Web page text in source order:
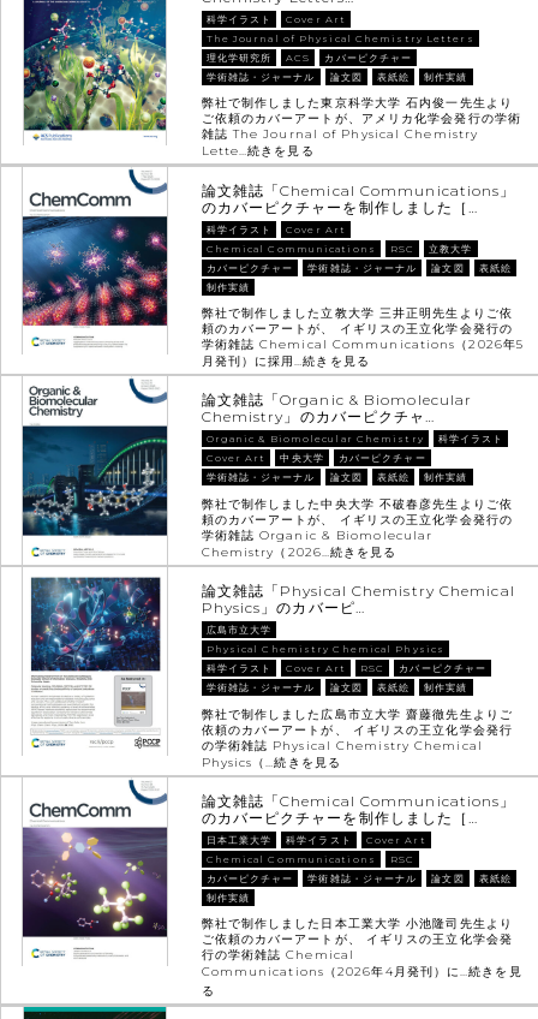
科学イラスト
Cover Art
The Journal of Physical Chemistry Letters
理化学研究所
ACS
カバーピクチャー
学術雑誌・ジャーナル
論文図 表紙絵 制作実績
弊社で制作しました東京科学大学 石内俊一先生より
ご依頼のカバーアートが、アメリカ化学会発行の学術
雑誌 The Journal of Physical Chemistry
Lette…続きを見る
論文雑誌「Chemical Communications」
のカバーピクチャーを制作しました［…
科学イラスト
Cover Art
Chemical Communications
RSC
立教大学
カバーピクチャー
学術雑誌・ジャーナル 論文図
表紙絵
制作実績
弊社で制作しました立教大学 三井正明先生よりご依
頼のカバーアートが、 イギリスの王立化学会発行の
学術雑誌 Chemical Communications（2026年5
月発刊）に採用…続きを見る
論文雑誌「Organic & Biomolecular
Chemistry」のカバーピクチャ…
Organic & Biomolecular Chemistry
科学イラスト
Cover Art
中央大学
カバーピクチャー
学術雑誌・ジャーナル
論文図 表紙絵 制作実績
弊社で制作しました中央大学 不破春彦先生よりご依
頼のカバーアートが、 イギリスの王立化学会発行の
学術雑誌 Organic & Biomolecular
Chemistry（2026…続きを見る
論文雑誌「Physical Chemistry Chemical
Physics」のカバーピ…
広島市立大学
Physical Chemistry Chemical Physics
科学イラスト
Cover Art RSC
カバーピクチャー
学術雑誌・ジャーナル
論文図 表紙絵 制作実績
弊社で制作しました広島市立大学 齋藤徹先生よりご
依頼のカバーアートが、 イギリスの王立化学会発行
の学術雑誌 Physical Chemistry Chemical
Physics（…続きを見る
論文雑誌「Chemical Communications」
のカバーピクチャーを制作しました［…
日本工業大学 科学イラスト
Cover Art
Chemical Communications
RSC
カバーピクチャー
学術雑誌・ジャーナル 論文図
表紙絵
制作実績
弊社で制作しました日本工業大学 小池隆司先生より
ご依頼のカバーアートが、 イギリスの王立化学会発
行の学術雑誌 Chemical
Communications（2026年4月発刊）に…続きを見
る